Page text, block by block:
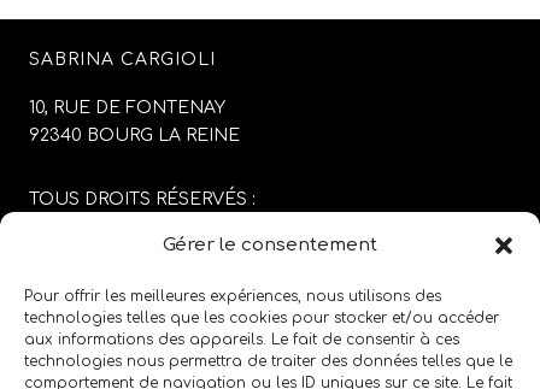
Gérer le consentement
Pour offrir les meilleures expériences, nous utilisons des
technologies telles que les cookies pour stocker et/ou accéder
aux informations des appareils. Le fait de consentir à ces
technologies nous permettra de traiter des données telles que le
comportement de navigation ou les ID uniques sur ce site. Le fait
SABRINA CARGIOLI
10, RUE DE FONTENAY
92340 BOURG LA REINE
TOUS DROITS RÉSERVÉS :
CONCEPTION DU SITE :
MENTIONS LÉGALES/CGV